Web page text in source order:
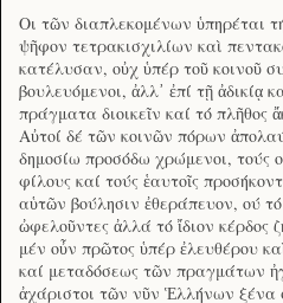
Οι τῶν διαπλεκομένων ὑπηρέται
ψῆφον τετρακισχιλίων καὶ
κατέλυσαν, οὐχ ὑπέρ τοῦ κοινοῦ
βουλευόμενοι, ἀλλ᾽ ἐπί τῇ ἀδικίᾳ
πράγματα διοικεῖν καί τό πλῆθος
Αὐτοί δέ τῶν κοινῶν πόρων
δημοσίω προσόδω χρώμενοι, τούς
φίλους καί τούς ἑαυτοῖς
αὑτῶν βούλησιν ἐθεράπευον, ού τό
ὠφελοῦντες ἀλλά τό ἴδιον κέρδος
μέν οὖν πρῶτος ὑπέρ ἐλευθέρου
καί μεταδόσεως τῶν πραγμάτων
ἀχάριστοι τῶν νῦν Ἑλλήνων